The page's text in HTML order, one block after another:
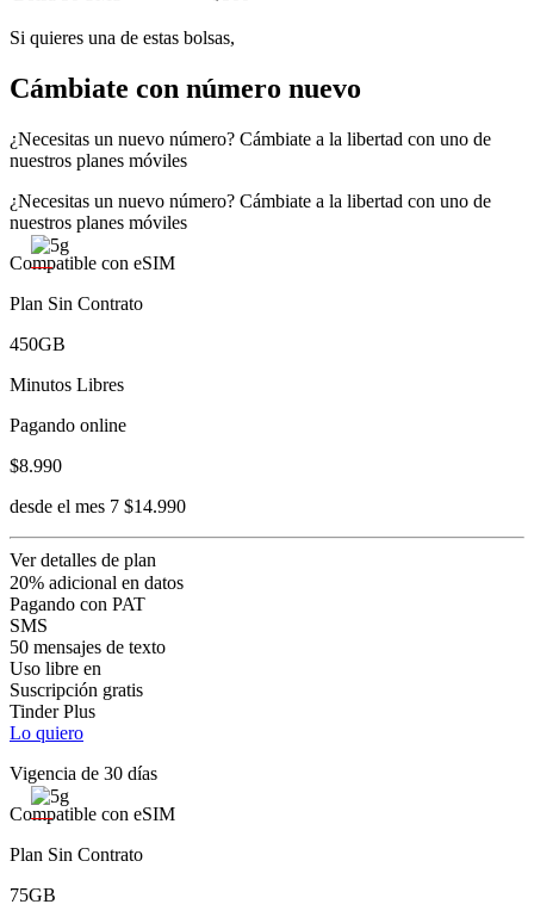
Si quieres una de estas bolsas,
Cámbiate con número nuevo
¿Necesitas un nuevo número? Cámbiate a la libertad con uno de
nuestros planes móviles
¿Necesitas un nuevo número? Cámbiate a la libertad con uno de
nuestros planes móviles
Compatible con eSIM
Plan Sin Contrato
450GB
Minutos Libres
Pagando online
$8.990
desde el mes 7 $14.990
Ver detalles de plan
20% adicional en datos
Pagando con PAT
SMS
50 mensajes de texto
Uso libre en
Suscripción gratis
Tinder Plus
Lo quiero
Vigencia de 30 días
Compatible con eSIM
Plan Sin Contrato
75GB